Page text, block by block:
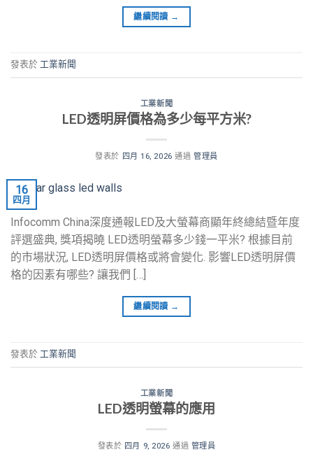
繼續閱讀 →
發表於 工業新聞
工業新聞
LED透明屏價格為多少每平方米?
發表於 四月 16, 2026 通過 管理員
16
四月
Infocomm China深度通報LED及大螢幕商顯年終總結暨年度
評選盛典, 獎項揭曉 LED透明螢幕多少錢一平米? 根據目前
的市場狀況, LED透明屏價格或將會變化. 影響LED透明屏價
格的因素有哪些? 讓我們 […]
繼續閱讀 →
發表於 工業新聞
工業新聞
LED透明螢幕的應用
發表於 四月 9, 2026 通過 管理員